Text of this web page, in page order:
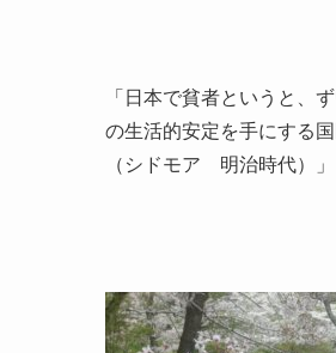
「日本で貧者というと、
の生活的安定を手にする
（シドモア 明治時代）」